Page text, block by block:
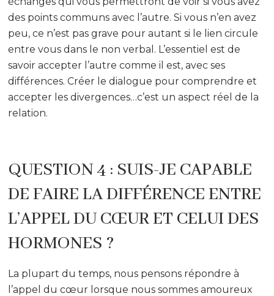
des points communs avec l’autre. Si vous n’en avez
peu, ce n’est pas grave pour autant si le lien circule
entre vous dans le non verbal. L’essentiel est de
savoir accepter l’autre comme il est, avec ses
différences. Créer le dialogue pour comprendre et
accepter les divergences…c’est un aspect réel de la
relation.
QUESTION 4 : SUIS-JE CAPABLE
DE FAIRE LA DIFFÉRENCE ENTRE
L’APPEL DU CŒUR ET CELUI DES
HORMONES ?
La plupart du temps, nous pensons répondre à
l’appel du cœur lorsque nous sommes amoureux